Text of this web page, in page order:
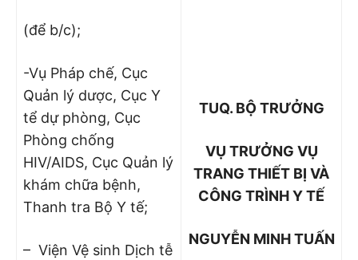
(để b/c);
-Vụ Pháp chế, Cục
Quản lý dược, Cục Y
tể dự phòng, Cục
Phòng chống
HIV/AIDS, Cục Quản lý
khám chữa bệnh,
Thanh tra Bộ Y tế;
– Viện Vệ sinh Dịch tễ
TUQ. BỘ TRƯỞNG
VỤ TRƯỞNG VỤ
TRANG THIẾT BỊ VÀ
CÔNG TRÌNH Y TẾ
NGUYỄN MINH TUẤN